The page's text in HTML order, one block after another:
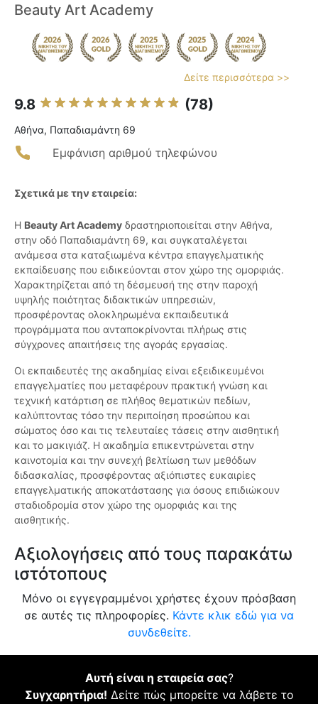
Beauty Art Academy
Δείτε περισσότερα >>
9.8 (78)
Αθήνα, Παπαδιαμάντη 69
Εμφάνιση αριθμού τηλεφώνου
Σχετικά με την εταιρεία:
Η Beauty Art Academy δραστηριοποιείται στην Αθήνα,
στην οδό Παπαδιαμάντη 69, και συγκαταλέγεται
ανάμεσα στα καταξιωμένα κέντρα επαγγελματικής
εκπαίδευσης που ειδικεύονται στον χώρο της ομορφιάς.
Χαρακτηρίζεται από τη δέσμευσή της στην παροχή
υψηλής ποιότητας διδακτικών υπηρεσιών,
προσφέροντας ολοκληρωμένα εκπαιδευτικά
προγράμματα που ανταποκρίνονται πλήρως στις
σύγχρονες απαιτήσεις της αγοράς εργασίας.
Οι εκπαιδευτές της ακαδημίας είναι εξειδικευμένοι
επαγγελματίες που μεταφέρουν πρακτική γνώση και
τεχνική κατάρτιση σε πλήθος θεματικών πεδίων,
καλύπτοντας τόσο την περιποίηση προσώπου και
σώματος όσο και τις τελευταίες τάσεις στην αισθητική
και το μακιγιάζ. Η ακαδημία επικεντρώνεται στην
καινοτομία και την συνεχή βελτίωση των μεθόδων
διδασκαλίας, προσφέροντας αξιόπιστες ευκαιρίες
επαγγελματικής αποκατάστασης για όσους επιδιώκουν
σταδιοδρομία στον χώρο της ομορφιάς και της
αισθητικής.
Αξιολογήσεις από τους παρακάτω
ιστότοπους
Μόνο οι εγγεγραμμένοι χρήστες έχουν πρόσβαση
σε αυτές τις πληροφορίες. Κάντε κλικ εδώ για να
συνδεθείτε.
Αυτή είναι η εταιρεία σας?
Συγχαρητήρια! Δείτε πώς μπορείτε να λάβετε το